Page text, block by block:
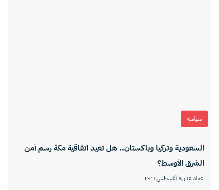
سياسة
السعودية وتركيا وباكستان.. هل تعيد اتفاقية مكة رسم أمن
الشرق الأوسط؟
عماد عنان٨ أغسطس ٢٠٢٦